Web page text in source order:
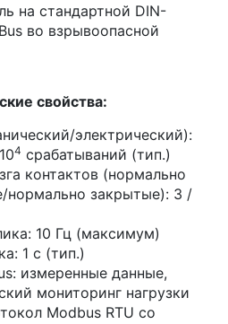
на стандартной DIN-
во взрывоопасной
свойства:
электрический):
4 срабатываний (тип.)
контактов (нормально
нормально закрытые): 3 /
10 Гц (максимум)
1 с (тип.)
измеренные данные,
мониторинг нагрузки
Modbus RTU со